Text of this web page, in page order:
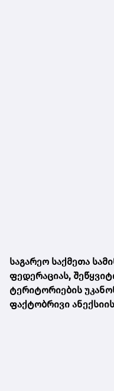
საგარეო საქმეთა
ფედერაციას,
ტერიტორიების
ფაქტობრივი